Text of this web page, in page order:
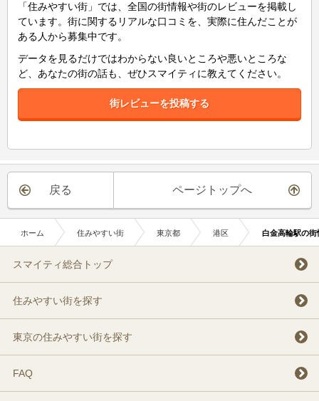
「住みやすい街」では、全国の街情報や街のレビューを掲載し
ています。街に関するリアルな口コミを、実際に住んだことが
ある人から募集中です。
データを見るだけではわからない良いところや悪いところな
ど、あなたの街の話も、ぜひスマイティに教えてください。
街レビューを投稿する
戻る ページトップへ
ホーム 住みやすい街 東京都 港区 白金高輪駅の街
スマイティ総合トップ
住みやすい街を探す
東京の住みやすい街を探す
FAQ